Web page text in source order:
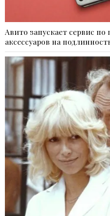
Авито запускает сервис по
аксессуаров на